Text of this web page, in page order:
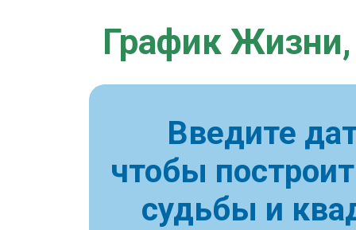
График Жизни,
Введите
чтобы
судьбы и